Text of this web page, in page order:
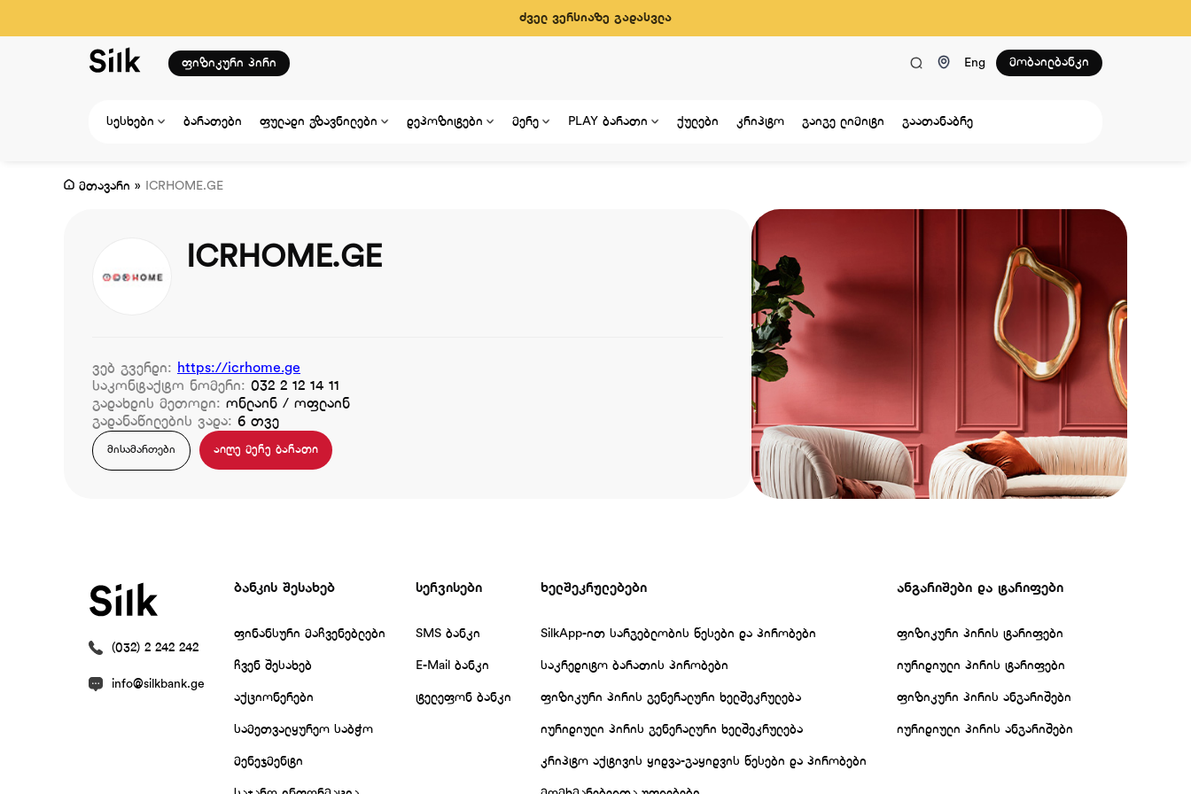
ძველ ვერსიაზე გადასვლა
ფიზიკური პირი Eng მობაილბანკი
სესხები ბარათები ფულადი გზავნილები დეპოზიტები მერე PLAY ბარათი ქულები კრიპტო გაიგე ლიმიტი გაათანაბრე
მთავარი » ICRHOME.GE
ICRHOME.GE
ვებ გვერდი: https://icrhome.ge
საკონტაქტო ნომერი: 032 2 12 14 11
გადახდის მეთოდი: ონლაინ / ოფლაინ
გადანაწილების ვადა: 6 თვე
მისამართები აიღე მერე ბარათი
(032) 2 242 242
info@silkbank.ge
ბანკის შესახებ
ფინანსური მაჩვენებლები
ჩვენ შესახებ
აქციონერები
სამეთვალყურეო საბჭო
მენეჯმენტი
სერვისები
SMS ბანკი
E-Mail ბანკი
ტელეფონ ბანკი
ხელშეკრულებები
SilkApp-ით სარგებლობის წესები და პირობები
საკრედიტო ბარათის პირობები
ფიზიკური პირის გენერალური ხელშეკრულება
იურიდიული პირის გენერალური ხელშეკრულება
კრიპტო აქტივის ყიდვა-გაყიდვის წესები და პირობები
ანგარიშები და ტარიფები
ფიზიკური პირის ტარიფები
იურიდიული პირის ტარიფები
ფიზიკური პირის ანგარიშები
იურიდიული პირის ანგარიშები